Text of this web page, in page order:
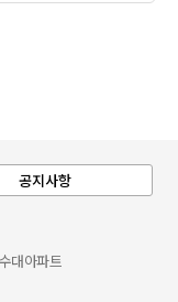
공지사항
대아파트